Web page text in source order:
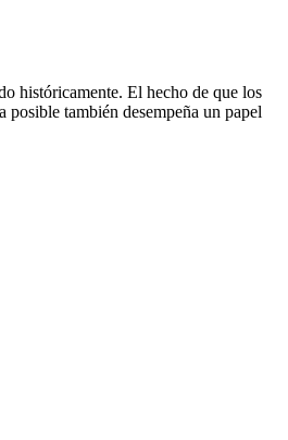
históricamente. El hecho de que los
posible también desempeña un papel